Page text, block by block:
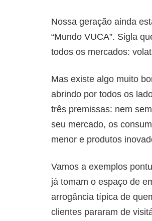
Nossa geração ainda
“Mundo VUCA”. Sigla
todos os mercados:
Mas existe algo muito
abrindo por todos os
três premissas: nem
seu mercado, os
menor e produtos
Vamos a exemplos
já tomam o espaço de
arrogância típica de
clientes pararam de